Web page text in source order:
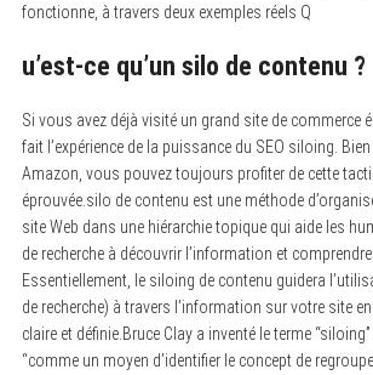
fonctionne, à travers deux exemples réels Q
u’est-ce qu’un silo de contenu ?
Si vous avez déjà visité un grand site de commerce
fait l’expérience de la puissance du SEO siloing.
Amazon, vous pouvez toujours profiter de cette
éprouvée.silo de contenu est une méthode
site Web dans une hiérarchie topique qui aide les
de recherche à découvrir l’information et
Essentiellement, le siloing de contenu guidera
de recherche) à travers l’information sur votre site
claire et définie.Bruce Clay a inventé le terme
“comme un moyen d’identifier le concept de